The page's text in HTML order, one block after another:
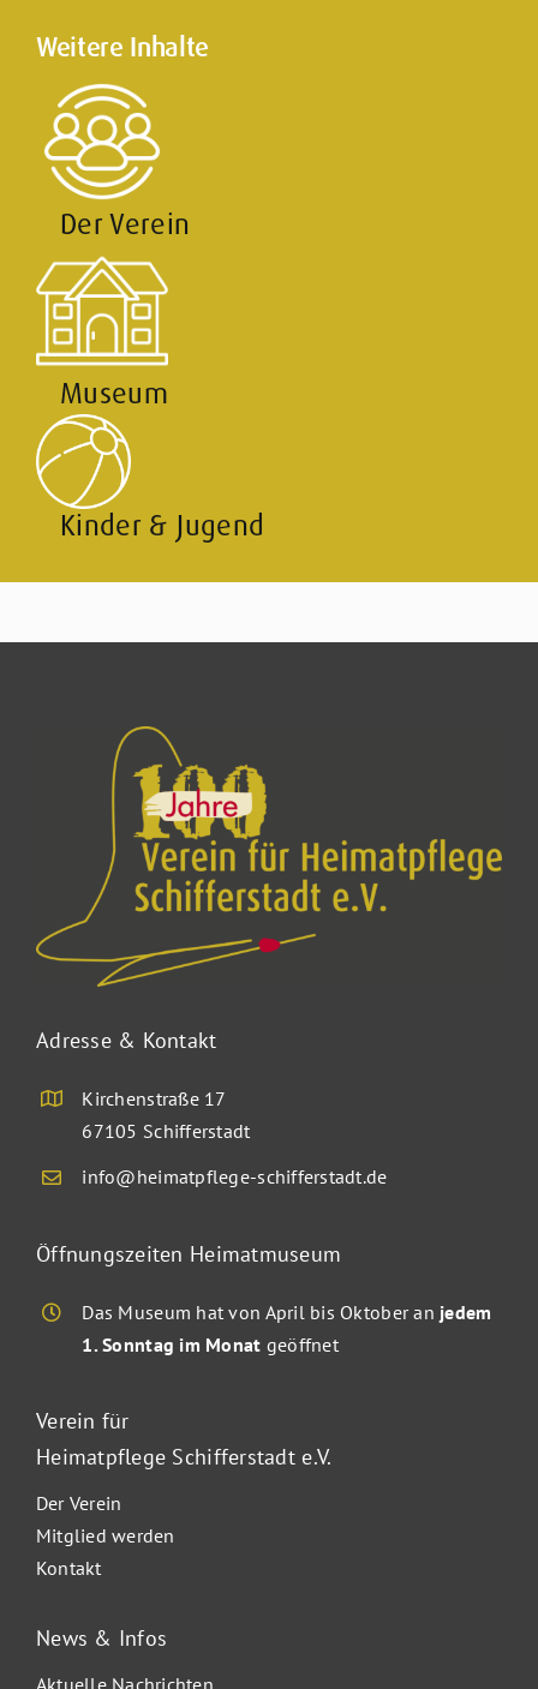
Weitere Inhalte
Der Verein
Museum
Kinder & Jugend
Adresse & Kontakt
Kirchenstraße 17
67105 Schifferstadt
info@heimatpflege-schifferstadt.de
Öffnungszeiten Heimatmuseum
Das Museum hat von April bis Oktoberan jedem
1. Sonntag im Monat geöffnet
Verein für
Heimatpflege Schifferstadt e.V.
Der Verein
Mitglied werden
Kontakt
News & Infos